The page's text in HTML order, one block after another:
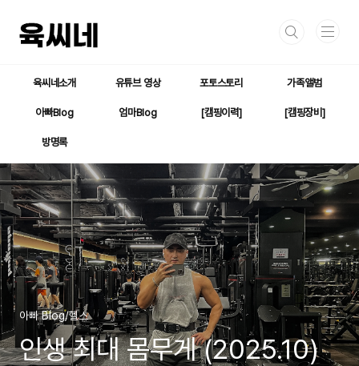
육씨네소개 유튜브 영상 포토스토리 가족앨범
아빠Blog 엄마Blog [캠핑이력] [캠핑장비]
방명록
아빠 Blog/헬스
인생 최대 몸무게 (2025.10)